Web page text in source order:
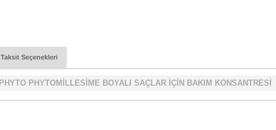
Taksit Seçenekleri
PHYTO PHYTOMİLLESİME BOYALI SAÇLAR İÇİN BAKIM KONSANTRESİ